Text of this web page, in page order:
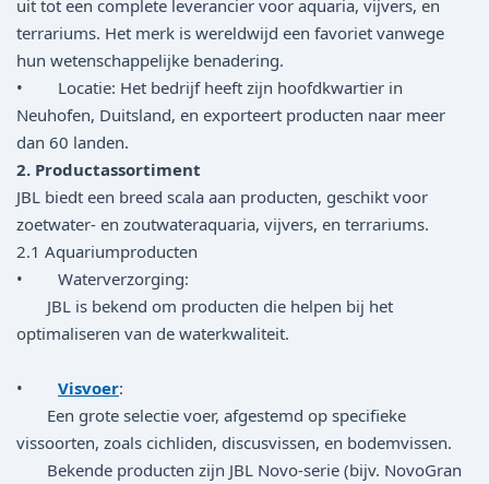
uit tot een complete leverancier voor aquaria, vijvers, en
terrariums. Het merk is wereldwijd een favoriet vanwege
hun wetenschappelijke benadering.
• Locatie: Het bedrijf heeft zijn hoofdkwartier in
Neuhofen, Duitsland, en exporteert producten naar meer
dan 60 landen.
2. Productassortiment
JBL biedt een breed scala aan producten, geschikt voor
zoetwater- en zoutwateraquaria, vijvers, en terrariums.
2.1 Aquariumproducten
• Waterverzorging:
JBL is bekend om producten die helpen bij het
optimaliseren van de waterkwaliteit.
• Visvoer:
Een grote selectie voer, afgestemd op specifieke
vissoorten, zoals cichliden, discusvissen, en bodemvissen.
Bekende producten zijn JBL Novo-serie (bijv. NovoGran